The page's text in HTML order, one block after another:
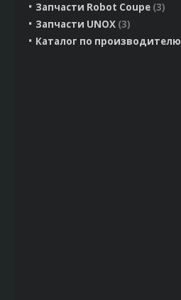
Запчасти Robot Coupe 3
Запчасти UNOX 3
Каталог по производителю